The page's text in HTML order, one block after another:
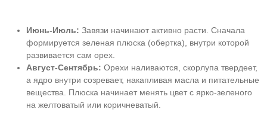
Июнь-Июль: Завязи начинают активно расти. Сначала
формируется зеленая плюска (обертка), внутри которой
развивается сам орех.
Август-Сентябрь: Орехи наливаются, скорлупа твердеет,
а ядро внутри созревает, накапливая масла и питательные
вещества. Плюска начинает менять цвет с ярко-зеленого
на желтоватый или коричневатый.